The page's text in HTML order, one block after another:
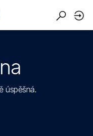
úspěšná.